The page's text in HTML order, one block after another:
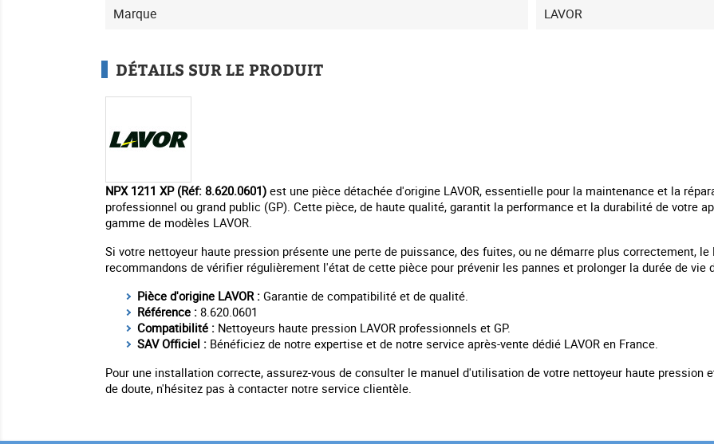
Marque LAVOR
DÉTAILS SUR LE PRODUIT
NPX 1211 XP (Réf: 8.620.0601) est une pièce détachée d'origine LAVOR, essentielle pour la maintenance et la
professionnel ou grand public (GP). Cette pièce, de haute qualité, garantit la performance et la durabilité de votre
gamme de modèles LAVOR.
Si votre nettoyeur haute pression présente une perte de puissance, des fuites, ou ne démarre plus correctement,
recommandons de vérifier régulièrement l'état de cette pièce pour prévenir les pannes et prolonger la durée de vie
Pièce d'origine LAVOR : Garantie de compatibilité et de qualité.
Référence : 8.620.0601
Compatibilité : Nettoyeurs haute pression LAVOR professionnels et GP.
SAV Officiel : Bénéficiez de notre expertise et de notre service après-vente dédié LAVOR en France.
Pour une installation correcte, assurez-vous de consulter le manuel d'utilisation de votre nettoyeur haute pression
de doute, n'hésitez pas à contacter notre service clientèle.